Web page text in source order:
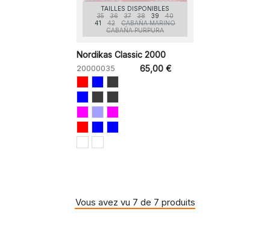
TAILLES DISPONIBLES
35
36 37 38 39
40
41
42
CABAÑA MARINO
CABAÑA PURPURA
Nordikas Classic 2000
20000035 65,00 €
Vous avez vu 7 de 7 produits